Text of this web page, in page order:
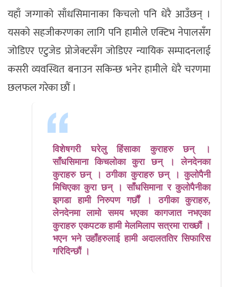
यहाँ जग्गाको साँधसिमानाका किचलो पनि धेरै आउँछन् ।
यसको सहजीकरणका लागि पनि हामीले एक्टिभ नेपालसँग
जोडिएर एटुजेड प्रोजेक्टसँग जोडिएर न्यायिक सम्पादनलाई
कसरी व्यवस्थित बनाउन सकिन्छ भनेर हामीले धेरै चरणमा
छलफल गरेका छौं ।
विशेषगरी घरेलु हिंसाका कुराहरु छन् ।
साँधसिमाना किचलोका कुरा छन् । लेनदेनका
कुराहरु छन् । ठगीका कुराहरु छन् । कुलोपैनी
मिचिएका कुरा छन् । साँधसिमाना र कुलोपैनीका
झगडा हामी निरुपण गर्छौं । ठगीका कुराहरु,
लेनदेनमा लामो समय भएका कागजात नभएका
कुराहरु एकपटक हामी मेलमिलाप सत्रमा राख्छौं ।
भएन भने उहाँहरुलाई हामी अदालततिर सिफारिस
गरिदिन्छौं ।